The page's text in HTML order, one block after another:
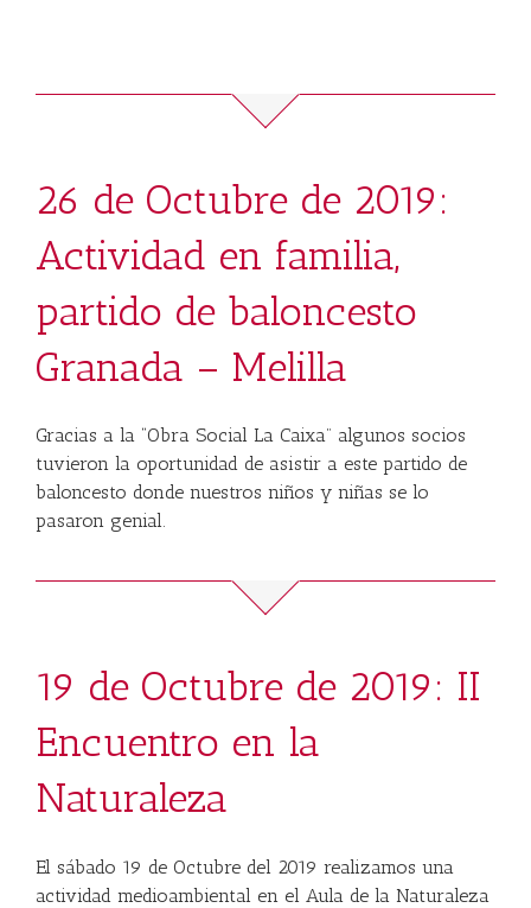
26 de Octubre de 2019:
Actividad en familia,
partido de baloncesto
Granada – Melilla
Gracias a la “Obra Social La Caixa” algunos socios
tuvieron la oportunidad de asistir a este partido de
baloncesto donde nuestros niños y niñas se lo
pasaron genial.
19 de Octubre de 2019: II
Encuentro en la
Naturaleza
El sábado 19 de Octubre del 2019 realizamos una
actividad medioambiental en el Aula de la Naturaleza